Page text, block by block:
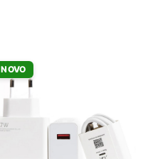
NOVO